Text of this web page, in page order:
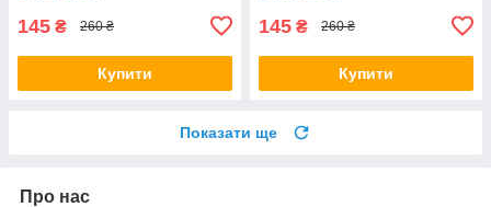
145 ₴ 260 ₴
Купити
145 ₴ 260 ₴
Купити
Показати ще
Про нас